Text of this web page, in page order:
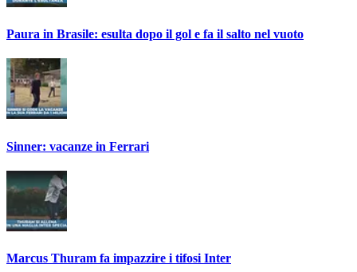
Paura in Brasile: esulta dopo il gol e fa il salto nel vuoto
Sinner: vacanze in Ferrari
Marcus Thuram fa impazzire i tifosi Inter